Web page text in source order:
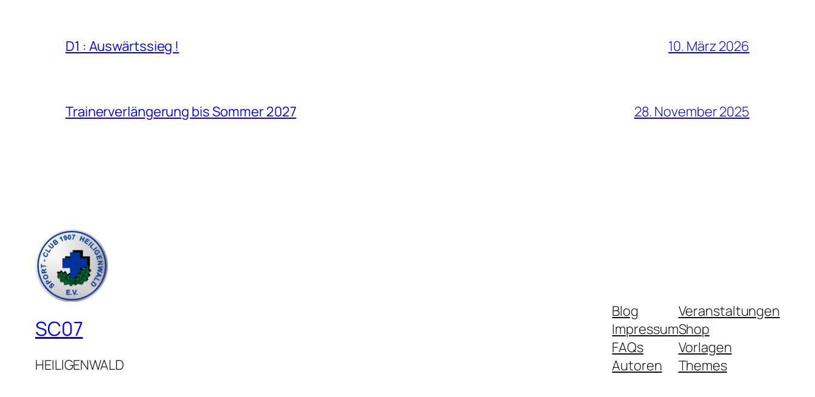
D1 : Auswärtssieg ! 10. März 2026
Trainerverlängerung bis Sommer 2027 28. November 2025
SC07
HEILIGENWALD
Blog
Impressum
FAQs
Autoren
Veranstaltungen
Shop
Vorlagen
Themes